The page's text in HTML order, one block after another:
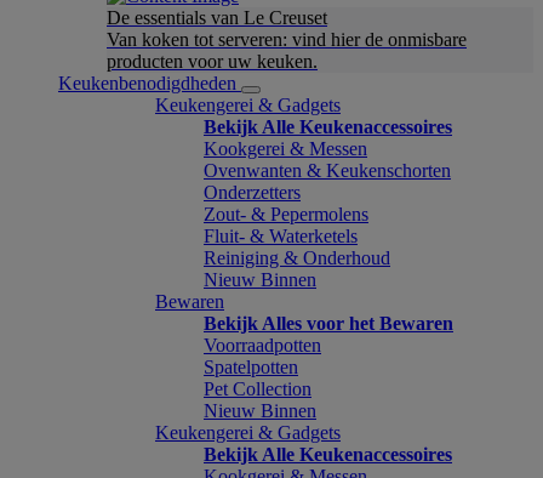
De essentials van Le Creuset
Van koken tot serveren: vind hier de onmisbare
producten voor uw keuken.
Keukenbenodigdheden
Keukengerei & Gadgets
Bekijk Alle Keukenaccessoires
Kookgerei & Messen
Ovenwanten & Keukenschorten
Onderzetters
Zout- & Pepermolens
Fluit- & Waterketels
Reiniging & Onderhoud
Nieuw Binnen
Bewaren
Bekijk Alles voor het Bewaren
Voorraadpotten
Spatelpotten
Pet Collection
Nieuw Binnen
Keukengerei & Gadgets
Bekijk Alle Keukenaccessoires